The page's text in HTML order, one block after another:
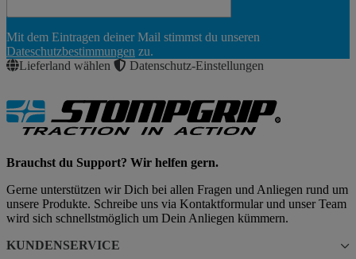
Abonnieren
Mit dem Eintragen deiner Mail stimmst du unseren
Dateschutzbestimmungen zu.
Lieferland wählen
Datenschutz-Einstellungen
Brauchst du Support? Wir helfen gern.
Gerne unterstützen wir Dich bei allen Fragen und Anliegen rund um
unsere Produkte. Schreibe uns via Kontaktformular und unser Team
wird sich schnellstmöglich um Dein Anliegen kümmern.
KUNDENSERVICE